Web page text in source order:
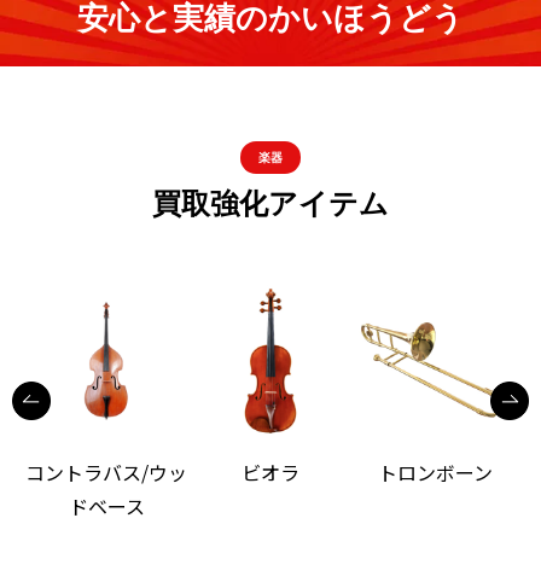
安心と実績のかいほうどう
楽器
買取強化アイテム
コントラバス/ウッ
ドベース
ビオラ トロンボーン